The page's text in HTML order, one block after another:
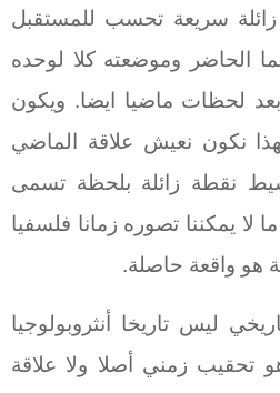
سريعة تحسب للمستقبل
الحاضر وموضعته كلا لوحده
لحظات ماضيا ايضا. ويكون
نكون نعيش علاقة الماضي
نقطة زائلة بلحظة تسمى
لا يمكننا تصوره زمانا فلسفيا
هو واقعة حاصلة.
ليس تاريخا أنثروبولوجيا
تحقيب زمني أصلا ولا علاقة